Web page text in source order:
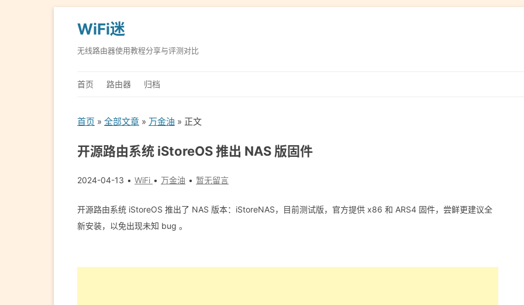
WiFi迷
无线路由器使用教程分享与评测对比
首页 路由器 归档
首页 » 全部文章 » 万金油 » 正文
开源路由系统 iStoreOS 推出 NAS 版固件
2024-04-13 WiFi 万金油 暂无留言
开源路由系统 iStoreOS 推出了 NAS 版本：iStoreNAS，目前测试版，官方提供 x86 和 ARS4 固件，尝鲜更建议全
新安装，以免出现未知 bug 。